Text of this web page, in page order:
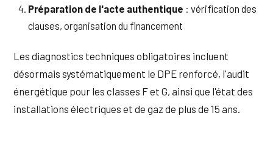
Préparation de l'acte authentique : vérification des
clauses, organisation du financement
Les diagnostics techniques obligatoires incluent
désormais systématiquement le DPE renforcé, l'audit
énergétique pour les classes F et G, ainsi que l'état des
installations électriques et de gaz de plus de 15 ans.